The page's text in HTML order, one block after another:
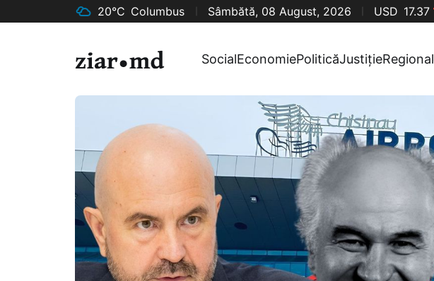
20°C Columbus Sâmbătă, 08 August, 2026 USD 17.37
SocialEconomiePoliticăJustițieRegional